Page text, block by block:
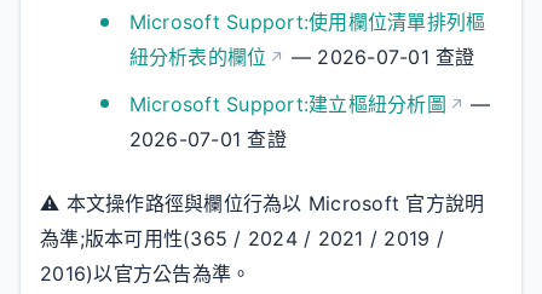
Microsoft Support:使用欄位清單排列樞
紐分析表的欄位
— 2026-07-01 查證
Microsoft Support:建立樞紐分析圖
—
2026-07-01 查證
⚠️ 本文操作路徑與欄位行為以 Microsoft 官方說明
為準;版本可用性(365 / 2024 / 2021 / 2019 /
2016)以官方公告為準。